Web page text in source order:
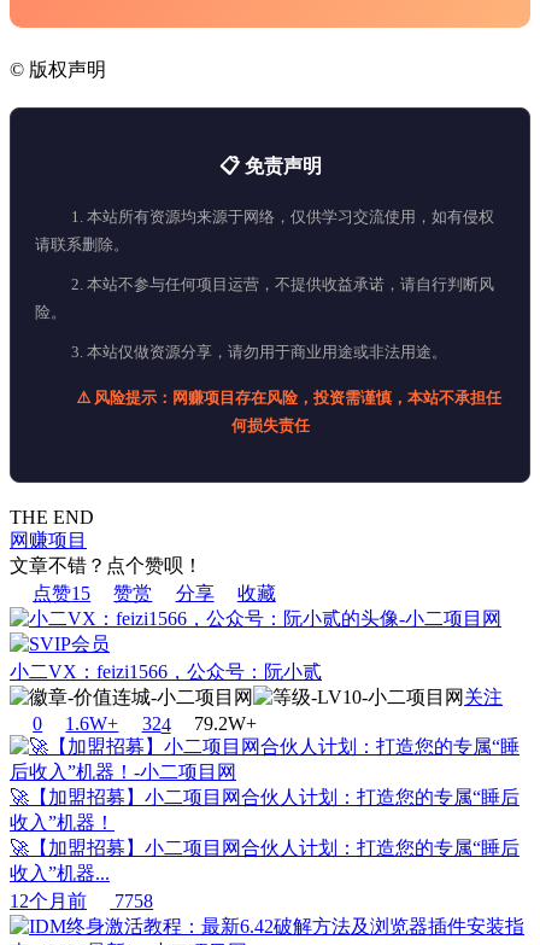
© 版权声明
📋 免责声明
1. 本站所有资源均来源于网络，仅供学习交流使用，如有侵权
请联系删除。
2. 本站不参与任何项目运营，不提供收益承诺，请自行判断风
险。
3. 本站仅做资源分享，请勿用于商业用途或非法用途。
⚠️ 风险提示：网赚项目存在风险，投资需谨慎，本站不承担任
何损失责任
THE END
网赚项目
文章不错？点个赞呗！
点赞15 赞赏 分享 收藏
小二VX：feizi1566，公众号：阮小贰
关注
0
1.6W+ 324 79.2W+
🚀【加盟招募】小二项目网合伙人计划：打造您的专属“睡后
收入”机器！
🚀【加盟招募】小二项目网合伙人计划：打造您的专属“睡后
收入”机器...
12个月前
7758